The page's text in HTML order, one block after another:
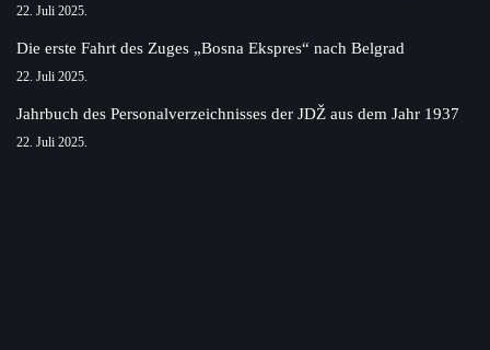
22. Juli 2025.
Die erste Fahrt des Zuges „Bosna Ekspres“ nach Belgrad
22. Juli 2025.
Jahrbuch des Personalverzeichnisses der JDŽ aus dem Jahr 1937
22. Juli 2025.